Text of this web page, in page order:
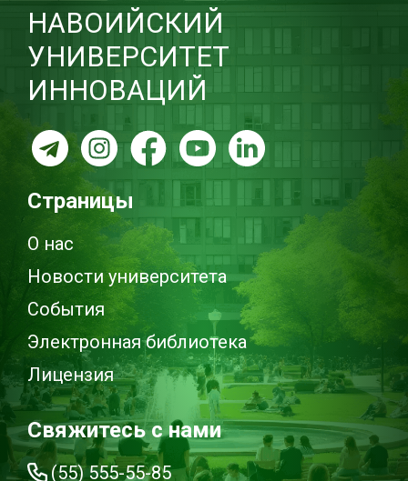
НАВОИЙСКИЙ
УНИВЕРСИТЕТ
ИННОВАЦИЙ
Страницы
О нас
Новости университета
События
Электронная библиотека
Лицензия
Свяжитесь с нами
(55) 555-55-85